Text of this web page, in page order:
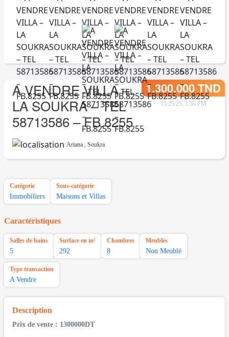
A VENDRE VILLA –
LA SOUKRA – TEL
58713586 – FB.8255
1.300.000 TND
11/25/25, 1:30 PM
Ariana , Soukra
Catégorie
Immobiliers
Sous-catégorie
Maisons et Villas
Caractéristiques
Salles de bains
5
Surface en m²
292
Chambres
8
Meubles
Non Meublé
Type transaction
A Vendre
Description
Prix de vente : 1300000DT